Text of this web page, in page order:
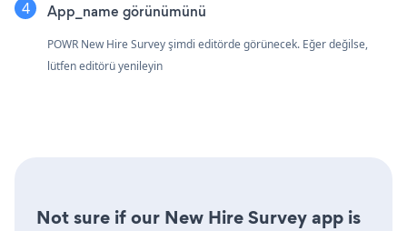
App_name görünümünü
POWR New Hire Survey şimdi editörde görünecek. Eğer değilse,
lütfen editörü yenileyin
Not sure if our New Hire Survey app is